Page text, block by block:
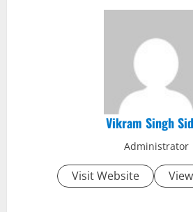
Vikram Singh
Administrator
Visit Website